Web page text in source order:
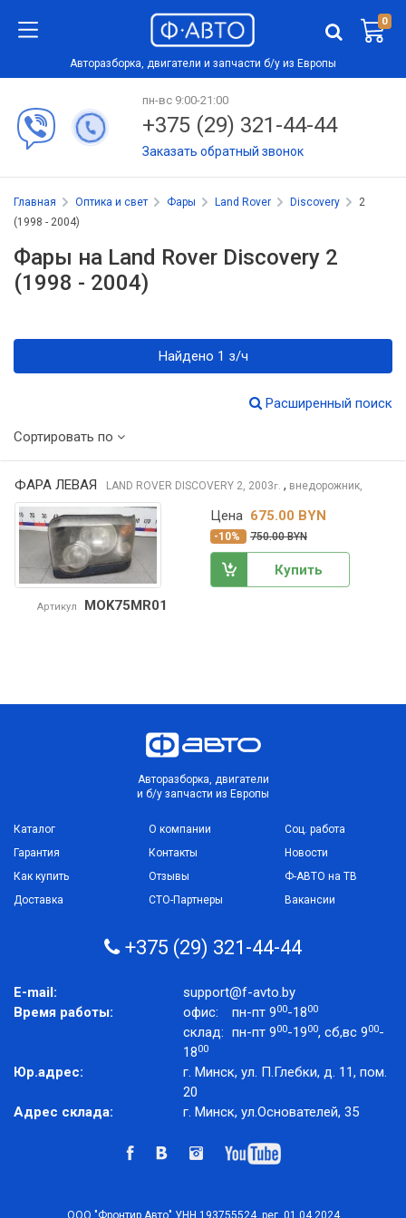
0
Авторазборка, двигатели и запчасти б/у из Европы
пн-вс 9:00-21:00
+375 (29) 321-44-44
Заказать обратный звонок
Главная Оптика и свет Фары Land Rover Discovery
2
(1998 - 2004)
Фары на Land Rover Discovery 2
(1998 - 2004)
Найдено 1 з/ч
Расширенный поиск
Сортировать по
ФАРА ЛЕВАЯ LAND ROVER DISCOVERY 2, 2003г. , внедорожник,
Артикул MOK75MR01
Цена 675.00 BYN
-10% 750.00 BYN
Купить
Авторазборка, двигатели
и б/у запчасти из Европы
Каталог
Гарантия
Как купить
Доставка
О компании
Контакты
Отзывы
СТО-Партнеры
Соц. работа
Новости
Ф-АВТО на ТВ
Вакансии
+375 (29) 321-44-44
E-mail:
support@f-avto.by
Время работы:
офис: пн-пт 900-1800
склад: пн-пт 900-1900, сб,вс 900-
1800
Юр.адрес:
г. Минск, ул. П.Глебки, д. 11, пом.
20
Адрес склада:
г. Минск, ул.Основателей, 35